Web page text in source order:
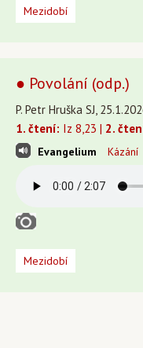
Mezidobí
● Povolání (odp.)
P. Petr Hruška SJ,
1. čtení: Iz 8,23 | 2.
Evangelium Kázání
Mezidobí